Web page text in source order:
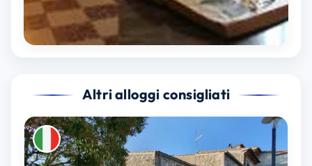
Altri alloggi consigliati